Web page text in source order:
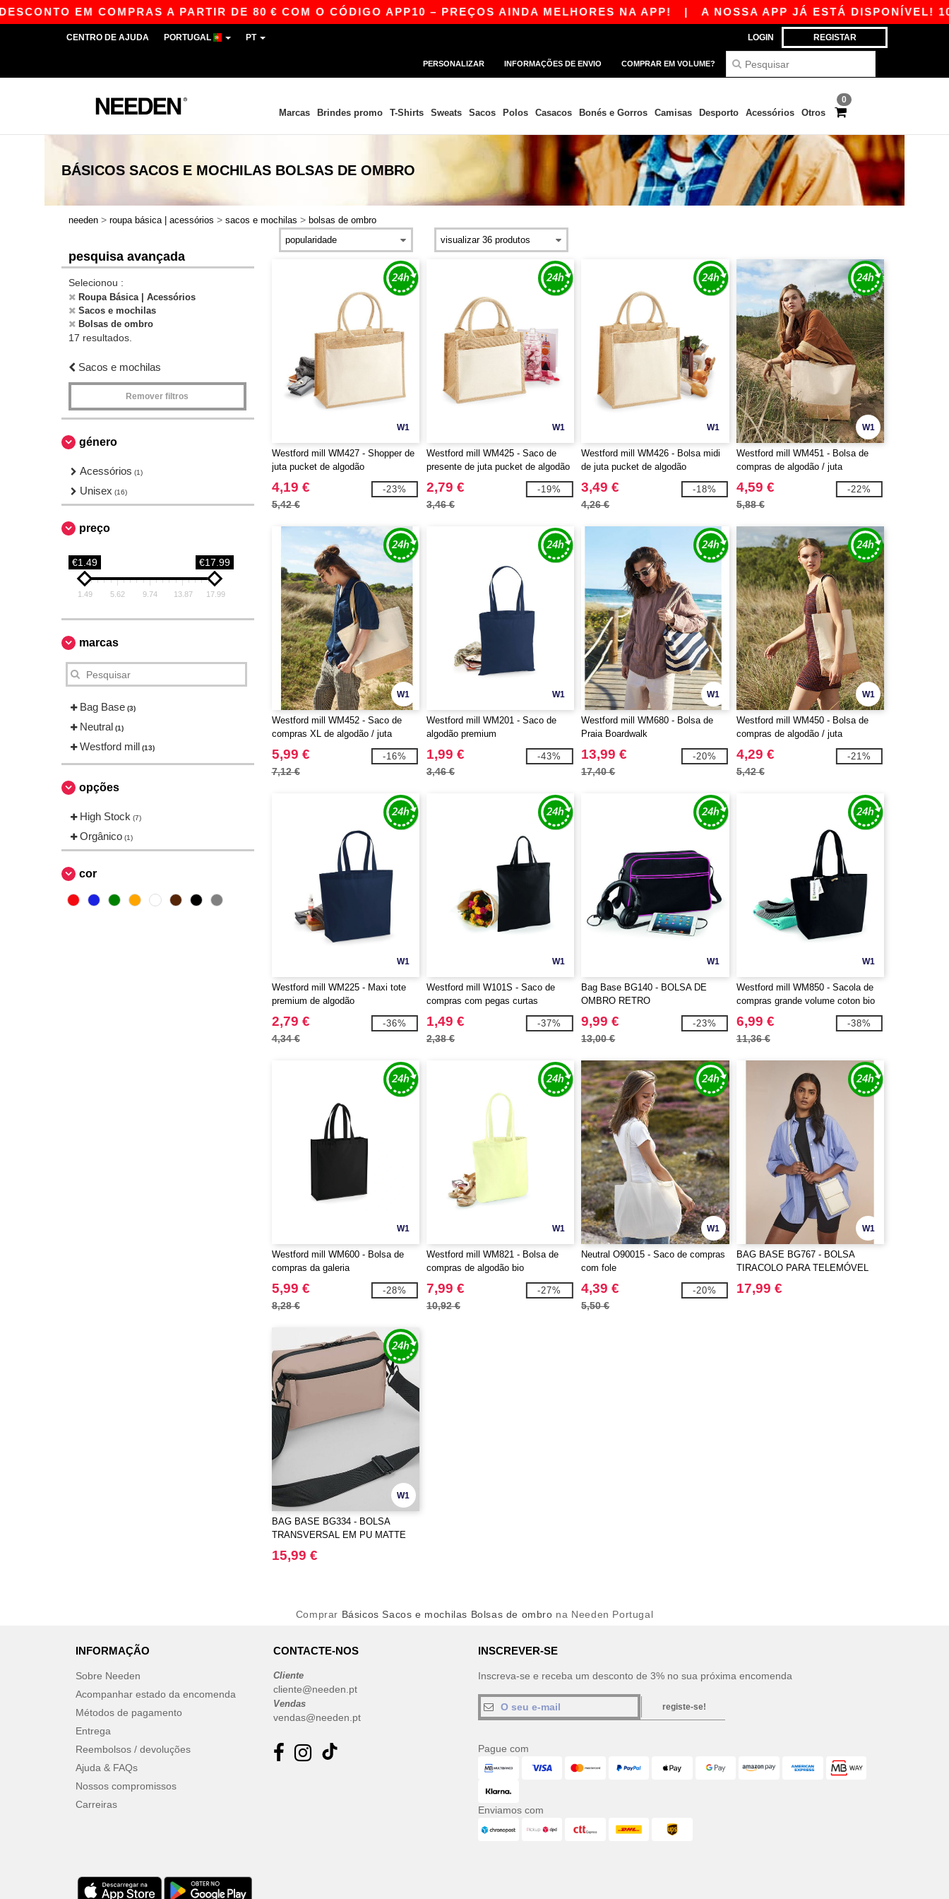
EM COMPRAS A PARTIR DE 80 € COM O CÓDIGO APP10 – PREÇOS AINDA MELHORES NA APP!|A NOSSA APP JÁ ESTÁ DISPONÍVEL! 10 €
LOGIN REGISTAR
CENTRO DE AJUDA PORTUGAL PT
PERSONALIZAR INFORMAÇÕES DE ENVIO COMPRAR EM VOLUME?
0
Marcas Brindes promo T-Shirts Sweats Sacos Polos Casacos Bonés e Gorros Camisas Desporto Acessórios Otros
BÁSICOS SACOS E MOCHILAS BOLSAS DE OMBRO
needen > roupa básica | acessórios > sacos e mochilas > bolsas de ombro
pesquisa avançada
Selecionou :
Roupa Básica | Acessórios
Sacos e mochilas
Bolsas de ombro
17 resultados.
Sacos e mochilas
Remover filtros
género
Acessórios (1)
Unisex (16)
preço
€1.49 €17.99
1.49 5.62 9.74 13.87 17.99
marcas
Bag Base (3)
Neutral (1)
Westford mill (13)
opções
High Stock (7)
Orgânico (1)
cor
W1
Westford mill WM427 - Shopper de
juta pucket de algodão
4,19 €
5,42 €
-23%
W1
Westford mill WM425 - Saco de
presente de juta pucket de algodão
2,79 €
3,46 €
-19%
W1
Westford mill WM426 - Bolsa midi
de juta pucket de algodão
3,49 €
4,26 €
-18%
W1
Westford mill WM451 - Bolsa de
compras de algodão / juta
4,59 €
5,88 €
-22%
W1
Westford mill WM452 - Saco de
compras XL de algodão / juta
5,99 €
7,12 €
-16%
W1
Westford mill WM201 - Saco de
algodão premium
1,99 €
3,46 €
-43%
W1
Westford mill WM680 - Bolsa de
Praia Boardwalk
13,99 €
17,40 €
-20%
W1
Westford mill WM450 - Bolsa de
compras de algodão / juta
4,29 €
5,42 €
-21%
W1
Westford mill WM225 - Maxi tote
premium de algodão
2,79 €
4,34 €
-36%
W1
Westford mill W101S - Saco de
compras com pegas curtas
1,49 €
2,38 €
-37%
W1
Bag Base BG140 - BOLSA DE
OMBRO RETRO
9,99 €
13,00 €
-23%
W1
Westford mill WM850 - Sacola de
compras grande volume coton bio
6,99 €
11,36 €
-38%
W1
Westford mill WM600 - Bolsa de
compras da galeria
5,99 €
8,28 €
-28%
W1
Westford mill WM821 - Bolsa de
compras de algodão bio
7,99 €
10,92 €
-27%
W1
Neutral O90015 - Saco de compras
com fole
4,39 €
5,50 €
-20%
W1
BAG BASE BG767 - BOLSA
TIRACOLO PARA TELEMÓVEL
BOUTIQUE
17,99 €
W1
BAG BASE BG334 - BOLSA
TRANSVERSAL EM PU MATTE
15,99 €
Comprar Básicos Sacos e mochilas Bolsas de ombro na Needen Portugal
INFORMAÇÃO
Sobre Needen
Acompanhar estado da encomenda
Métodos de pagamento
Entrega
Reembolsos / devoluções
Ajuda & FAQs
Nossos compromissos
Carreiras
CONTACTE-NOS
Cliente
cliente@needen.pt
Vendas
vendas@needen.pt
INSCREVER-SE
Inscreva-se e receba um desconto de 3% no sua próxima encomenda
registe-se!
Pague com
Enviamos com